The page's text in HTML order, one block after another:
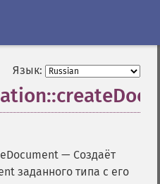
Язык:
— Создаёт
заданного типа с его